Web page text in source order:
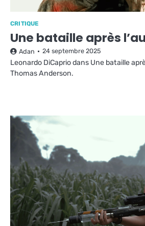
CRITIQUE
Une bataille après
Adan 24 septembre 2025
Leonardo DiCaprio dans Une bataille
Thomas Anderson.